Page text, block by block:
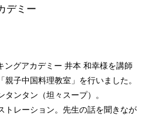
デミー
ングアカデミー 井本 和幸様を講師
子中国料理教室」を行いました。
タンタン（坦々スープ）。
レーション。先生の話を聞きなが